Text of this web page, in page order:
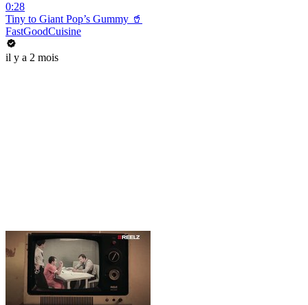
0:28
Tiny to Giant Pop’s Gummy 🥤
FastGoodCuisine
il y a 2 mois